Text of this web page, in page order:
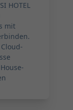
HOTEL
mit